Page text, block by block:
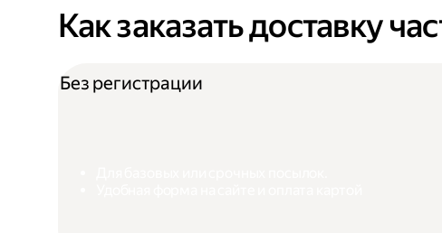
Как заказать доставку
Без регистрации